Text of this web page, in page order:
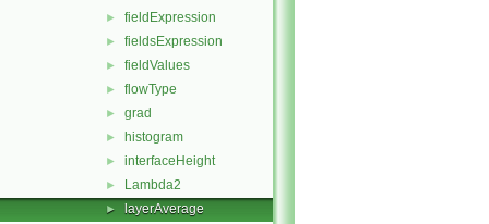
► fieldExpression
► fieldsExpression
► fieldValues
► flowType
► grad
► histogram
► interfaceHeight
► Lambda2
► layerAverage